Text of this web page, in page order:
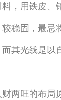
，用铁皮、
稳固，最忌
其光线是以
两旺的布